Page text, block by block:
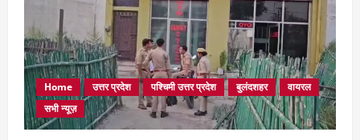
Home उत्तर प्रदेश पश्चिमी उत्तर प्रदेश बुलंदशहर
वायरल
सभी न्यूज़